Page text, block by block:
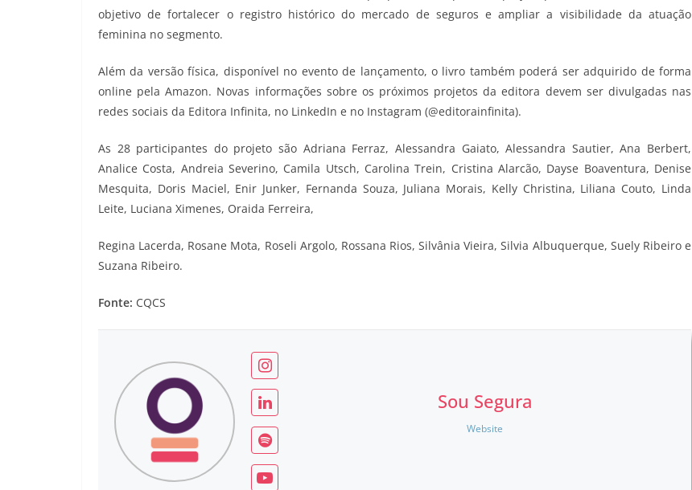
objetivo de fortalecer o registro histórico do mercado de seguros e ampliar a visibilidade da atuação
feminina no segmento.
Além da versão física, disponível no evento de lançamento, o livro também poderá ser adquirido de forma
online pela Amazon. Novas informações sobre os próximos projetos da editora devem ser divulgadas nas
redes sociais da Editora Infinita, no LinkedIn e no Instagram (@editorainfinita).
As 28 participantes do projeto são Adriana Ferraz, Alessandra Gaiato, Alessandra Sautier, Ana Berbert,
Analice Costa, Andreia Severino, Camila Utsch, Carolina Trein, Cristina Alarcão, Dayse Boaventura, Denise
Mesquita, Doris Maciel, Enir Junker, Fernanda Souza, Juliana Morais, Kelly Christina, Liliana Couto, Linda
Leite, Luciana Ximenes, Oraida Ferreira,
Regina Lacerda, Rosane Mota, Roseli Argolo, Rossana Rios, Silvânia Vieira, Silvia Albuquerque, Suely Ribeiro e
Suzana Ribeiro.
Fonte: CQCS
Sou Segura
Website